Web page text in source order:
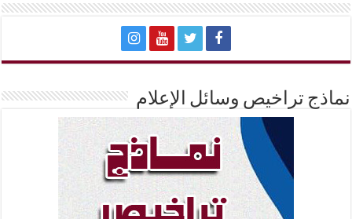
نماذج تراخيص وسائل الإعلام